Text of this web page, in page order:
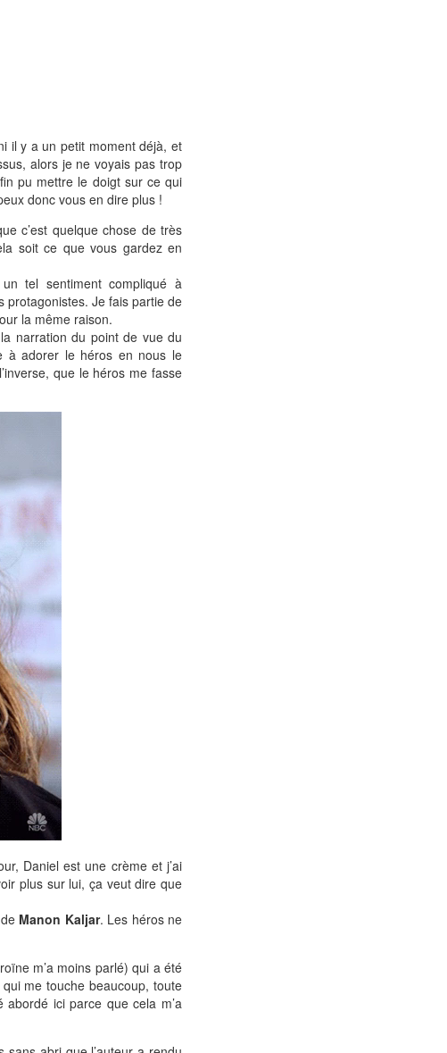
il y a un petit moment déjà, et
alors je ne voyais pas trop
pu mettre le doigt sur ce qui
donc vous en dire plus !
c’est quelque chose de très
soit ce que vous gardez en
tel sentiment compliqué à
protagonistes. Je fais partie de
la même raison.
narration du point de vue du
à adorer le héros en nous le
que le héros me fasse
Daniel est une crème et j’ai
plus sur lui, ça veut dire que
Manon Kaljar. Les héros ne
m’a moins parlé) qui a été
me touche beaucoup, toute
ici parce que cela m’a